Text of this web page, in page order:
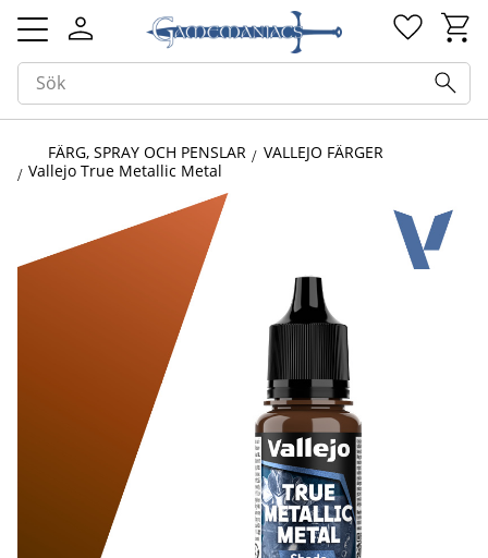
Meny
FÄRG, SPRAY OCH PENSLAR
VALLEJO FÄRGER
Vallejo True Metallic Metal